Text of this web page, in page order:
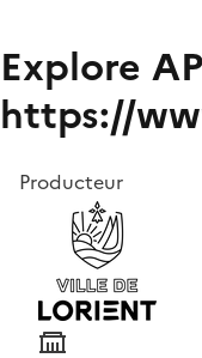
Explore
https://
Producteur